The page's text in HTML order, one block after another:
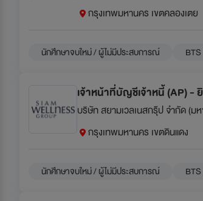
กรุงเทพมหานคร เขตคลองเตย
นักศึกษาจบใหม่ / ผู้ไม่มีประสบการณ์
เจ้าหน้าที่บัญชีเจ้าหนี้ (AP) -
บริษัท สยามเวลเนสกรุ๊ป จำกัด (ม
กรุงเทพมหานคร เขตดินแดง
นักศึกษาจบใหม่ / ผู้ไม่มีประสบการณ์